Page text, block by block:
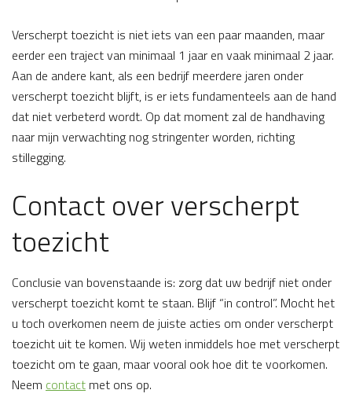
Verscherpt toezicht is niet iets van een paar maanden, maar
eerder een traject van minimaal 1 jaar en vaak minimaal 2 jaar.
Aan de andere kant, als een bedrijf meerdere jaren onder
verscherpt toezicht blijft, is er iets fundamenteels aan de hand
dat niet verbeterd wordt. Op dat moment zal de handhaving
naar mijn verwachting nog stringenter worden, richting
stillegging.
Contact over verscherpt
toezicht
Conclusie van bovenstaande is: zorg dat uw bedrijf niet onder
verscherpt toezicht komt te staan. Blijf “in control”. Mocht het
u toch overkomen neem de juiste acties om onder verscherpt
toezicht uit te komen. Wij weten inmiddels hoe met verscherpt
toezicht om te gaan, maar vooral ook hoe dit te voorkomen.
Neem contact met ons op.